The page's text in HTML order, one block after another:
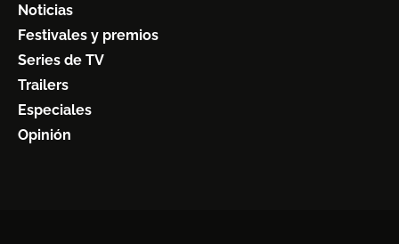
Noticias
Festivales y premios
Series de TV
Trailers
Especiales
Opinión